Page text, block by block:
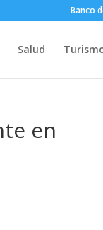
Banco
Salud
en